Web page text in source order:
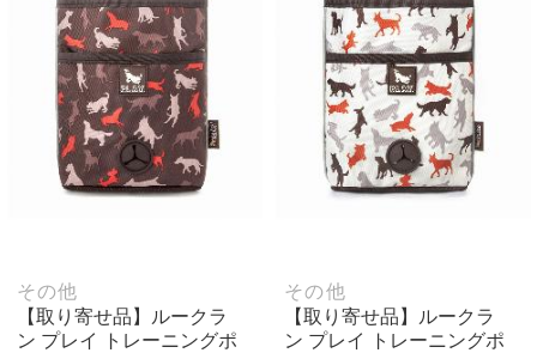
その他
【取り寄せ品】ルークラ
ン プレイ トレーニングポ
その他
【取り寄せ品】ルークラ
ン プレイ トレーニングポ